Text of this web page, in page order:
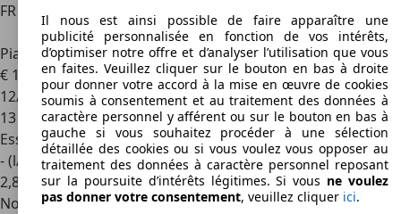
FR 57000
Piaggio Autres
€ 1 650
12/2022
13 000 km
Essence
- (l/100 km)
2,8
Nouveau
Il nous est ainsi possible de faire apparaître une
publicité personnalisée en fonction de vos intérêts,
d’optimiser notre offre et d’analyser l’utilisation que vous
en faites. Veuillez cliquer sur le bouton en bas à droite
pour donner votre accord à la mise en œuvre de cookies
soumis à consentement et au traitement des données à
caractère personnel y afférent ou sur le bouton en bas à
gauche si vous souhaitez procéder à une sélection
détaillée des cookies ou si vous voulez vous opposer au
traitement des données à caractère personnel reposant
sur la poursuite d’intérêts légitimes. Si vous ne voulez
pas donner votre consentement, veuillez cliquer ici.